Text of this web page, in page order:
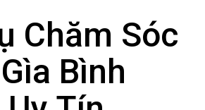
Chăm Sóc
Bình